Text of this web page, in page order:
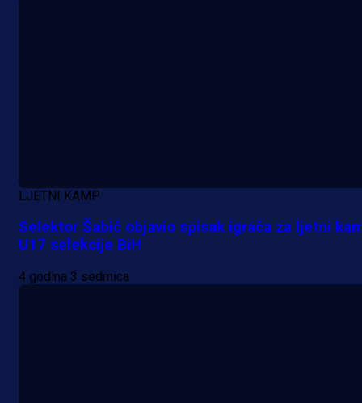
LJETNI KAMP
Selektor Šabić objavio spisak igrača za ljetni
U17 selekcije BiH
4 godina 3 sedmica